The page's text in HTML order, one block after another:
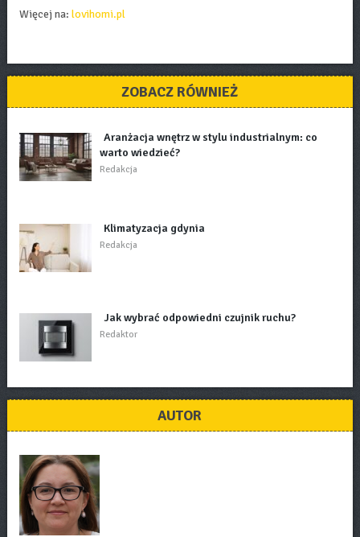
Więcej na: lovihomi.pl
ZOBACZ RÓWNIEŻ
Aranżacja wnętrz w stylu industrialnym: co
warto wiedzieć?
Redakcja
Klimatyzacja gdynia
Redakcja
Jak wybrać odpowiedni czujnik ruchu?
Redaktor
AUTOR